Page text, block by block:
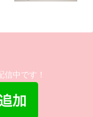
信中です！